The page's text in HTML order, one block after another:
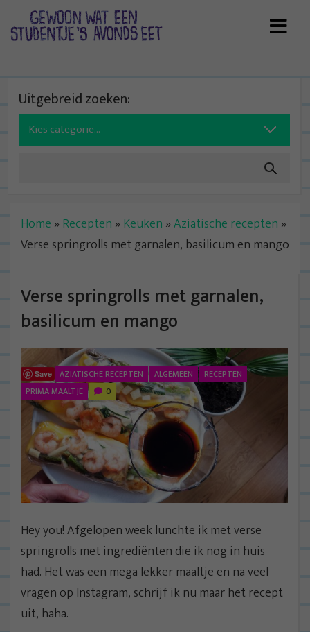
Uitgebreid zoeken:
Search
for:
Home » Recepten » Keuken »Aziatische recepten »
Verse springrolls met garnalen, basilicum en mango
Verse springrolls met garnalen,
basilicum en mango
Save AZIATISCHE RECEPTEN ALGEMEEN
RECEPTEN
PRIMA MAALTJE
0
Hey you! Afgelopen week lunchte ik met verse
springrolls met ingrediënten die ik nog in huis
had. Het was een mega lekker maaltje en na veel
vragen op Instagram, schrijf ik nu maar het recept
uit, haha.